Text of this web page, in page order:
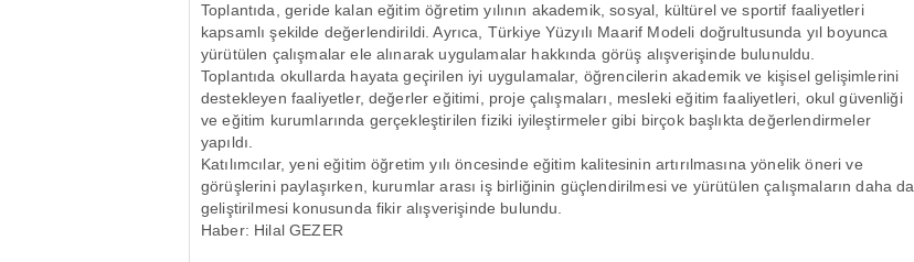
Toplantıda, geride kalan eğitim öğretim yılının akademik, sosyal, kültürel ve sportif faaliyetleri
kapsamlı şekilde değerlendirildi. Ayrıca, Türkiye Yüzyılı Maarif Modeli doğrultusunda yıl boyunca
yürütülen çalışmalar ele alınarak uygulamalar hakkında görüş alışverişinde bulunuldu.
Toplantıda okullarda hayata geçirilen iyi uygulamalar, öğrencilerin akademik ve kişisel gelişimlerini
destekleyen faaliyetler, değerler eğitimi, proje çalışmaları, mesleki eğitim faaliyetleri, okul güvenliği
ve eğitim kurumlarında gerçekleştirilen fiziki iyileştirmeler gibi birçok başlıkta değerlendirmeler
yapıldı.
Katılımcılar, yeni eğitim öğretim yılı öncesinde eğitim kalitesinin artırılmasına yönelik öneri ve
görüşlerini paylaşırken, kurumlar arası iş birliğinin güçlendirilmesi ve yürütülen çalışmaların daha da
geliştirilmesi konusunda fikir alışverişinde bulundu.
Haber: Hilal GEZER